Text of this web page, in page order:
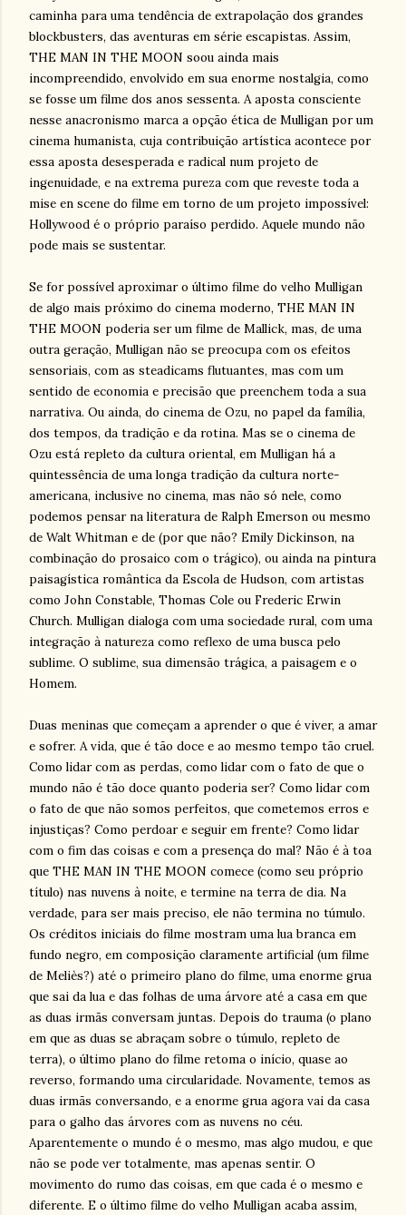
caminha para uma tendência de extrapolação dos grandes
blockbusters, das aventuras em série escapistas. Assim,
THE MAN IN THE MOON soou ainda mais
incompreendido, envolvido em sua enorme nostalgia, como
se fosse um filme dos anos sessenta. A aposta consciente
nesse anacronismo marca a opção ética de Mulligan por um
cinema humanista, cuja contribuição artística acontece por
essa aposta desesperada e radical num projeto de
ingenuidade, e na extrema pureza com que reveste toda a
mise en scene do filme em torno de um projeto impossível:
Hollywood é o próprio paraíso perdido. Aquele mundo não
pode mais se sustentar.
Se for possível aproximar o último filme do velho Mulligan
de algo mais próximo do cinema moderno, THE MAN IN
THE MOON poderia ser um filme de Mallick, mas, de uma
outra geração, Mulligan não se preocupa com os efeitos
sensoriais, com as steadicams flutuantes, mas com um
sentido de economia e precisão que preenchem toda a sua
narrativa. Ou ainda, do cinema de Ozu, no papel da família,
dos tempos, da tradição e da rotina. Mas se o cinema de
Ozu está repleto da cultura oriental, em Mulligan há a
quintessência de uma longa tradição da cultura norte-
americana, inclusive no cinema, mas não só nele, como
podemos pensar na literatura de Ralph Emerson ou mesmo
de Walt Whitman e de (por que não? Emily Dickinson, na
combinação do prosaico com o trágico), ou ainda na pintura
paisagística romântica da Escola de Hudson, com artistas
como John Constable, Thomas Cole ou Frederic Erwin
Church. Mulligan dialoga com uma sociedade rural, com uma
integração à natureza como reflexo de uma busca pelo
sublime. O sublime, sua dimensão trágica, a paisagem e o
Homem.
Duas meninas que começam a aprender o que é viver, a amar
e sofrer. A vida, que é tão doce e ao mesmo tempo tão cruel.
Como lidar com as perdas, como lidar com o fato de que o
mundo não é tão doce quanto poderia ser? Como lidar com
o fato de que não somos perfeitos, que cometemos erros e
injustiças? Como perdoar e seguir em frente? Como lidar
com o fim das coisas e com a presença do mal? Não é à toa
que THE MAN IN THE MOON comece (como seu próprio
título) nas nuvens à noite, e termine na terra de dia. Na
verdade, para ser mais preciso, ele não termina no túmulo.
Os créditos iniciais do filme mostram uma lua branca em
fundo negro, em composição claramente artificial (um filme
de Meliès?) até o primeiro plano do filme, uma enorme grua
que sai da lua e das folhas de uma árvore até a casa em que
as duas irmãs conversam juntas. Depois do trauma (o plano
em que as duas se abraçam sobre o túmulo, repleto de
terra), o último plano do filme retoma o início, quase ao
reverso, formando uma circularidade. Novamente, temos as
duas irmãs conversando, e a enorme grua agora vai da casa
para o galho das árvores com as nuvens no céu.
Aparentemente o mundo é o mesmo, mas algo mudou, e que
não se pode ver totalmente, mas apenas sentir. O
movimento do rumo das coisas, em que cada é o mesmo e
diferente. E o último filme do velho Mulligan acaba assim,